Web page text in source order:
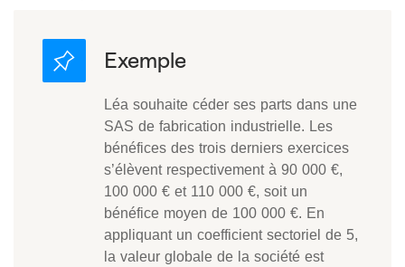
Léa souhaite céder ses parts dans une
SAS de fabrication industrielle. Les
bénéfices des trois derniers exercices
s’élèvent respectivement à 90 000 €,
100 000 € et 110 000 €, soit un
bénéfice moyen de 100 000 €. En
appliquant un coefficient sectoriel de 5,
la valeur globale de la société est